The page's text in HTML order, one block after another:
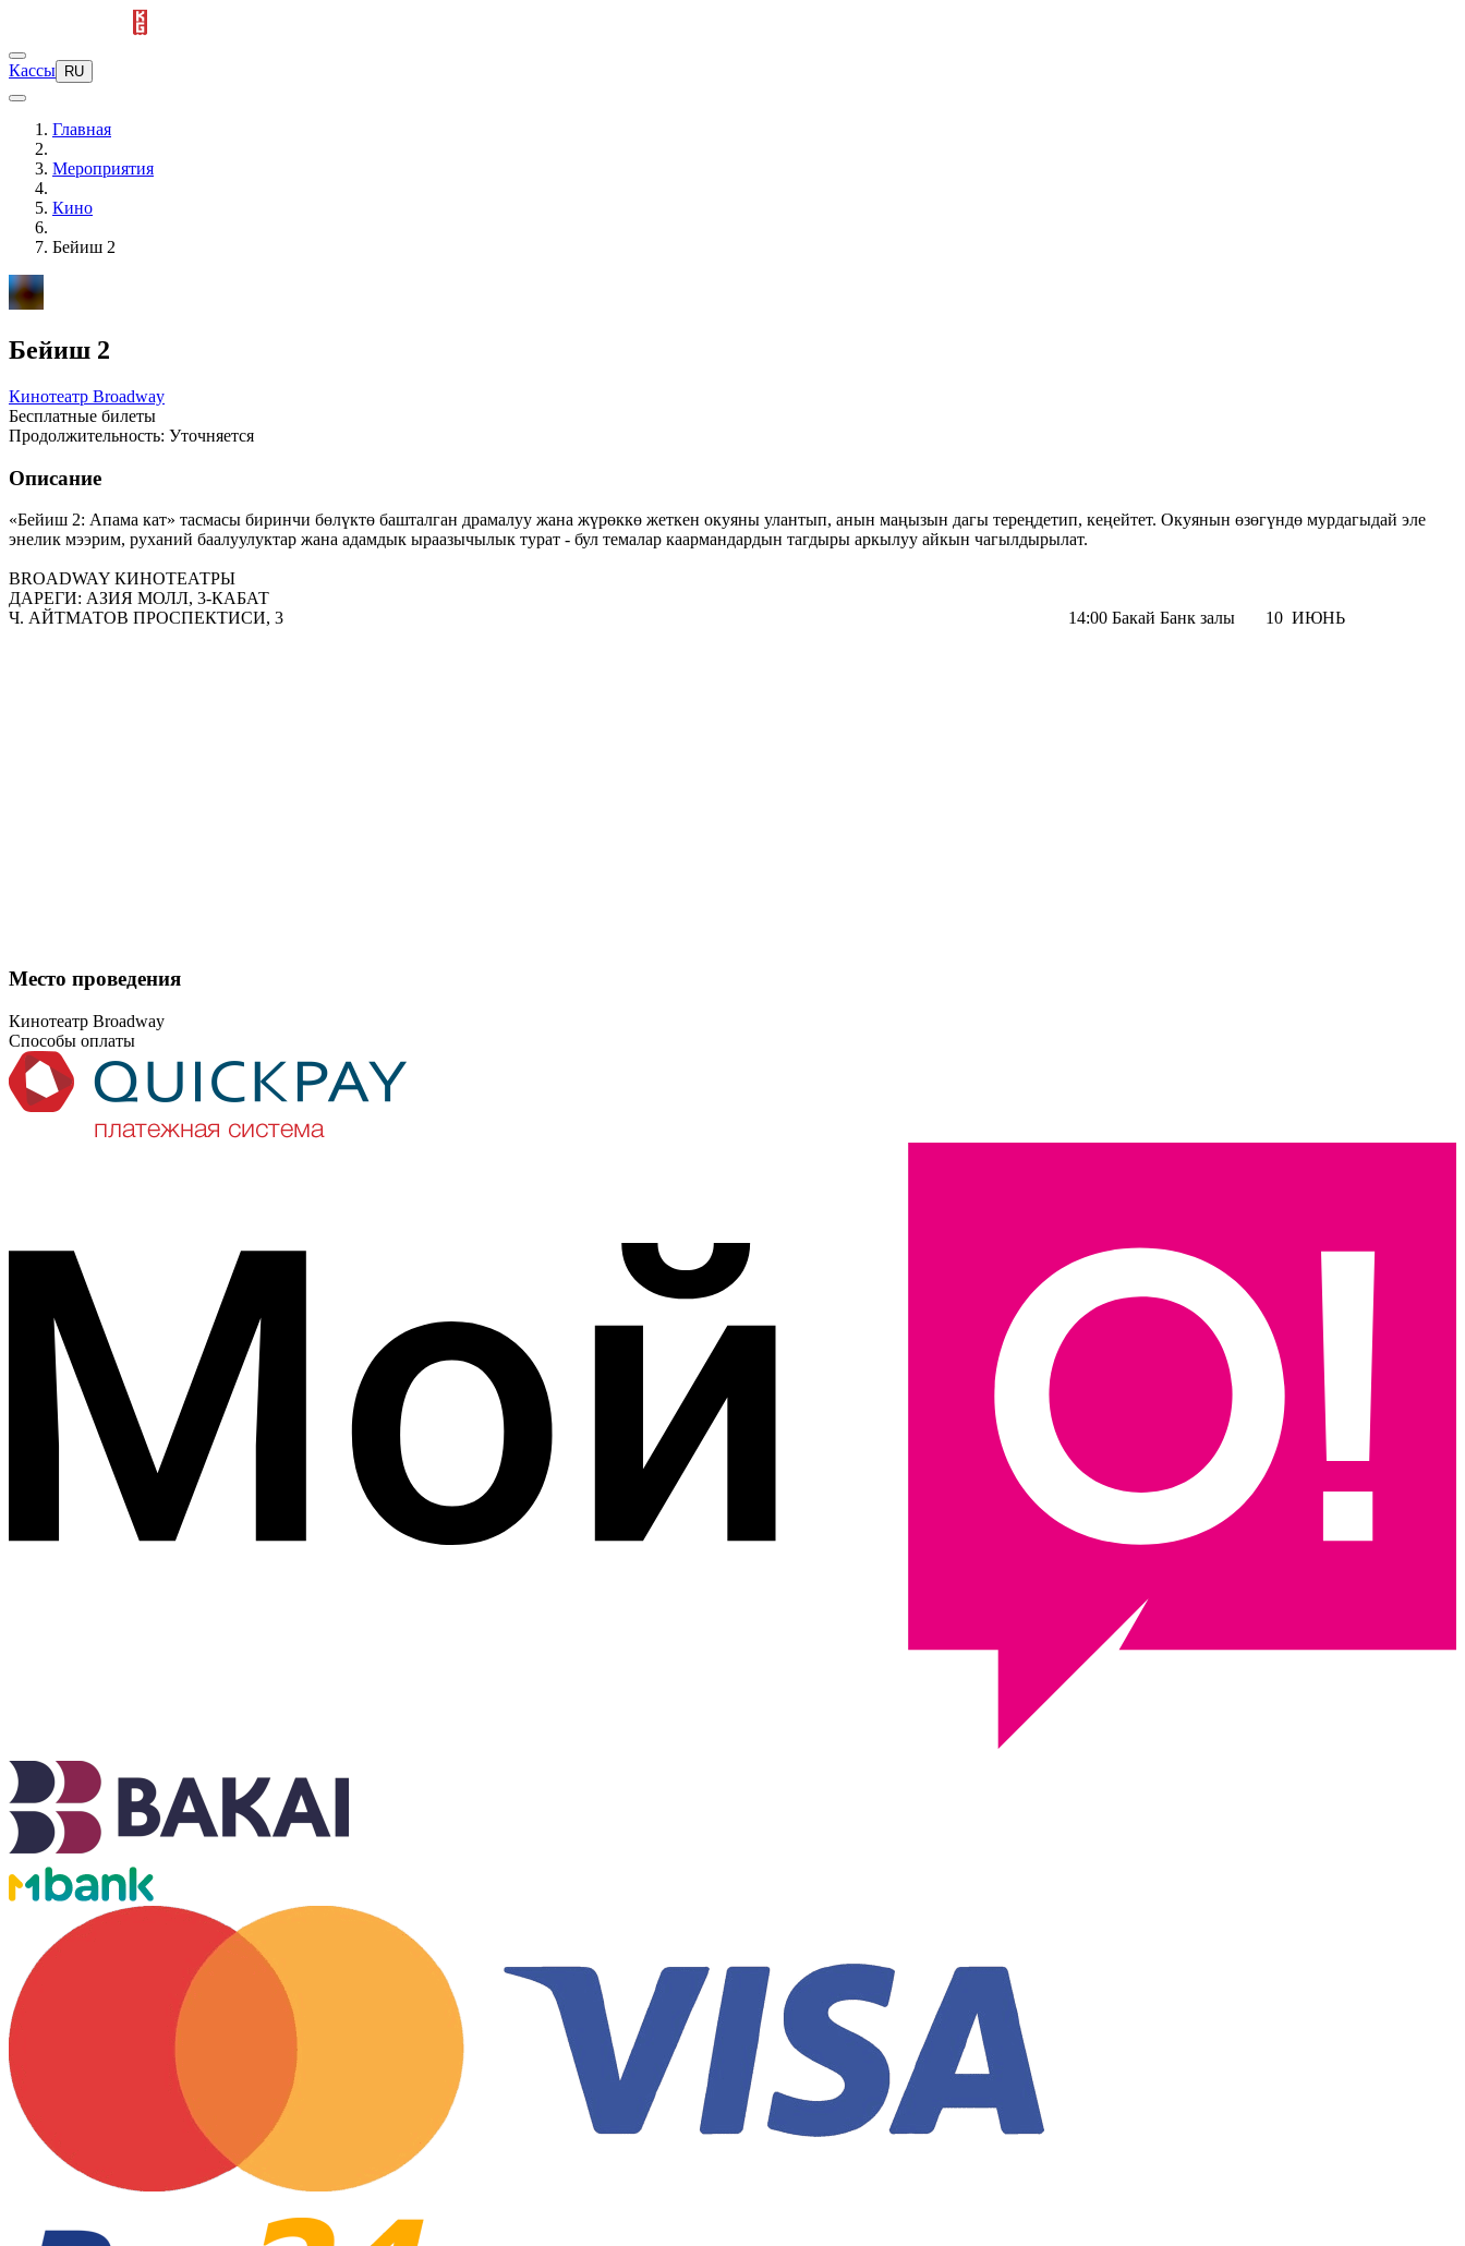
Кассы RU
Главная
Мероприятия
Кино
Бейиш 2
Бейиш 2
Кинотеатр Broadway
Бесплатные билеты
Продолжительность: Уточняется
Описание
«Бейиш 2: Апама кат» тасмасы биринчи бөлүктө башталган драмалуу жана жүрөккө жеткен окуяны улантып, анын маңызын дагы тереңдетип, кеңейтет. Окуянын өзөгүндө мурдагыдай эле
энелик мээрим, руханий баалуулуктар жана адамдык ыраазычылык турат - бул темалар каармандардын тагдыры аркылуу айкын чагылдырылат.
BROADWAY КИНОТЕАТРЫ
ДАРЕГИ: АЗИЯ МОЛЛ, 3-КАБАТ
Ч. АЙТМАТОВ ПРОСПЕКТИСИ, 3 14:00 Бакай Банк залы 10 ИЮНЬ
Место проведения
Кинотеатр Broadway
Способы оплаты